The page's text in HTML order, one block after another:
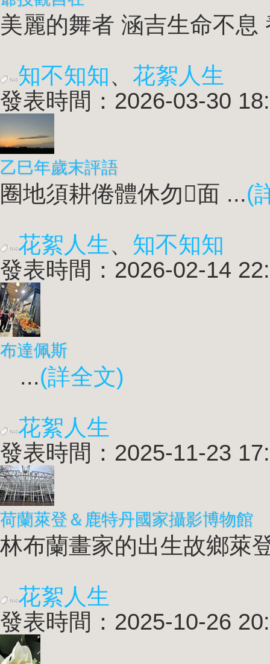
美麗的舞者 涵吉生命不息
知不知知、 花絮人生
發表時間：2026-03-30
乙巳年歲末評語
圈地須耕倦體休勿𢙾面 ...(
花絮人生、 知不知知
發表時間：2026-02-14
布達佩斯
...(詳全文)
花絮人生
發表時間：2025-11-23
荷蘭萊登＆鹿特丹國家攝影博物館
林布蘭畫家的出生故鄉萊
花絮人生
發表時間：2025-10-26